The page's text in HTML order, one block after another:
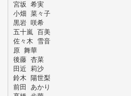
宮坂 希実
小畑 菜々子
黒岩 咲希
五十嵐 百美
佐々木 雪音
原 舞華
後藤 杏菜
田近 莉沙
鈴木 陽世梨
前田 あかり